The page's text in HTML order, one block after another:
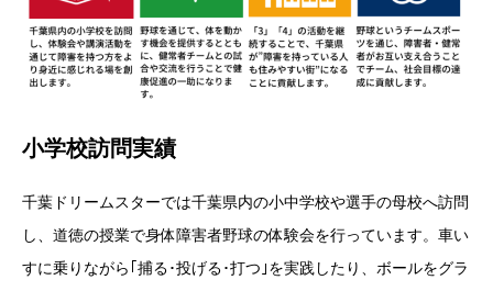
小学校訪問実績
千葉ドリームスターでは千葉県内の小中学校や選手の母校へ訪問
し、道徳の授業で身体障害者野球の体験会を行っています。車い
すに乗りながら｢捕る･投げる･打つ｣を実践したり、ボールをグラ